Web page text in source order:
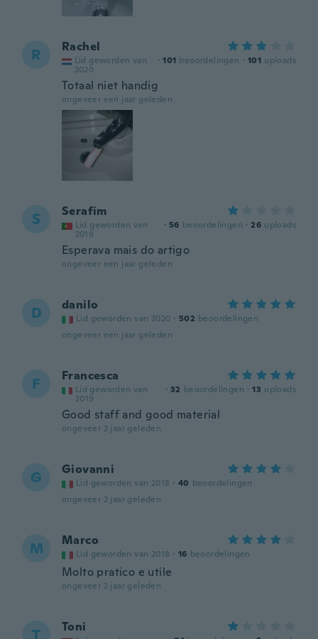
R Rachel
Lid geworden van
2020
· 101 beoordelingen · 101 uploads
Totaal niet handig
ongeveer een jaar geleden
S Serafim
Lid geworden van
2019
· 56 beoordelingen · 26 uploads
Esperava mais do artigo
ongeveer een jaar geleden
D danilo
Lid geworden van 2020 · 502 beoordelingen
ongeveer een jaar geleden
F Francesca
Lid geworden van
2019
· 32 beoordelingen · 13 uploads
Good staff and good material
ongeveer 2 jaar geleden
G Giovanni
Lid geworden van 2018 · 40 beoordelingen
ongeveer 2 jaar geleden
M Marco
Lid geworden van 2018 · 16 beoordelingen
Molto pratico e utile
ongeveer 2 jaar geleden
T Toni